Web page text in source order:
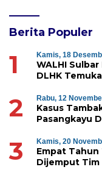
Berita Populer
1 Kamis, 18
WALHI
DLHK
2 Rabu, 12
Kasus
Pasangkayu
3 Kamis, 20
Empat Tahun
Dijemput Tim